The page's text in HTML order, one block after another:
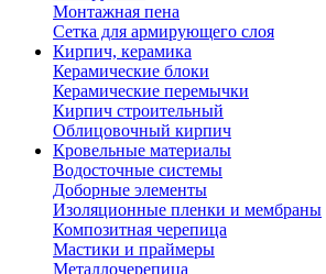
Монтажная пена
Сетка для армирующего слоя
Кирпич, керамика
Керамические блоки
Керамические перемычки
Кирпич строительный
Облицовочный кирпич
Кровельные материалы
Водосточные системы
Доборные элементы
Изоляционные пленки и мембраны
Композитная черепица
Мастики и праймеры
Металлочерепица